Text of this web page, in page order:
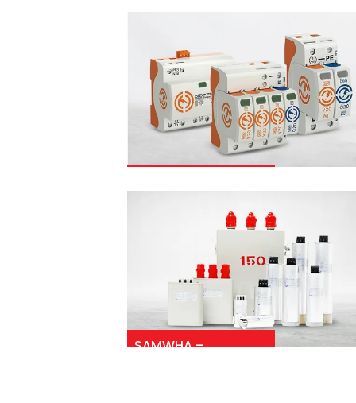
Surge Protection
SAMWHA –